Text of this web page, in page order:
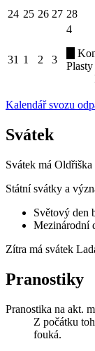
24 25 26 27 28
31 1 2 3
4
Plasty
Kalendář svozu
Svátek
Svátek má Oldřiška
Státní svátky a
Světový den
Mezinárodní
Zítra má svátek
Pranostiky
Pranostika na akt.
Z počátku
fouká.